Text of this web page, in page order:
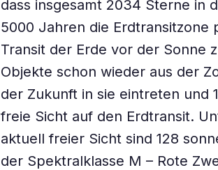
dass insgesamt 2034 Sterne in
5000 Jahren die Erdtransitzone
Transit der Erde vor der Sonne
Objekte schon wieder aus der
der Zukunft in sie eintreten und
freie Sicht auf den Erdtransit.
aktuell freier Sicht sind 128
der Spektralklasse M – Rote